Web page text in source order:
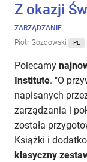
Z okazji
ZARZĄDZANIE
Piotr Gozdowski PL
Polecamy
Institute. "O
napisanych
zarządzania i
została
Książki i
klasyczny